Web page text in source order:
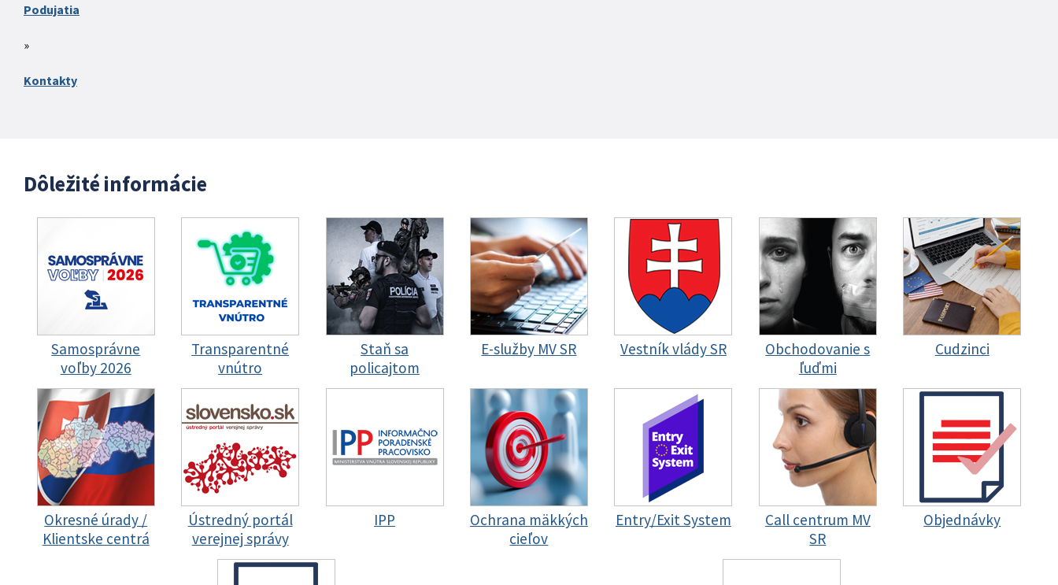
Podujatia
Kontakty
Dôležité informácie
Samosprávne
voľby 2026
Transparentné
vnútro
Staň sa
policajtom
E-služby MV SR Vestník vlády SR
Obchodovanie s
ľuďmi
Cudzinci
Okresné úrady /
Klientske centrá
Ústredný portál
verejnej správy
IPP
Ochrana mäkkých
cieľov
Entry/Exit System
Call centrum MV
SR
Objednávky